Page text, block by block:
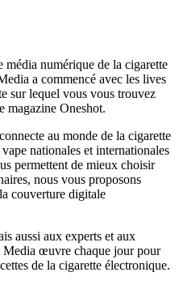
numérique de la cigarette
a commencé avec les lives
sur lequel vous vous trouvez
magazine Oneshot.
au monde de la cigarette
nationales et internationales
permettent de mieux choisir
nous vous proposons
couverture digitale
aussi aux experts et aux
Media œuvre chaque jour pour
de la cigarette électronique.